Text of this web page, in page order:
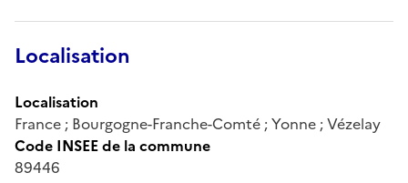
Localisation
Localisation
France ; Bourgogne-Franche-Comté ; Yonne ; Vézelay
Code INSEE de la commune
89446